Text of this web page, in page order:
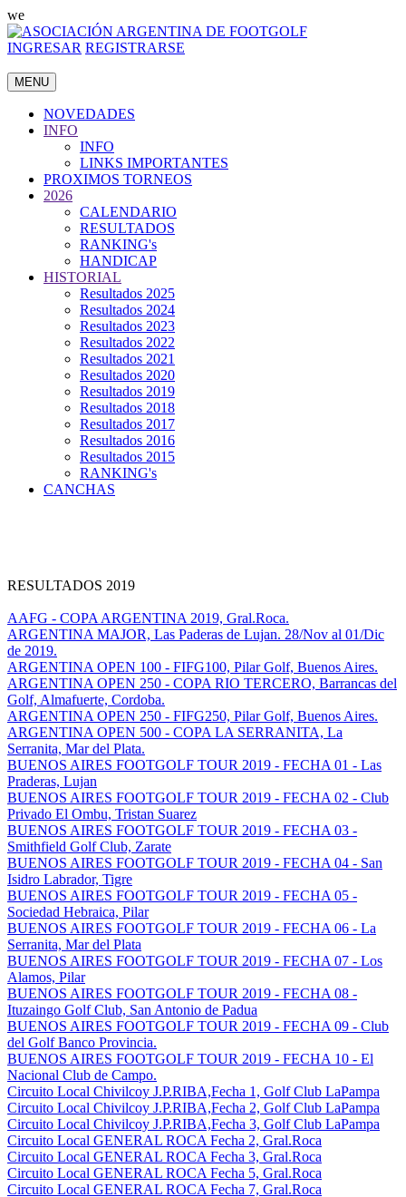
we
INGRESAR REGISTRARSE
MENU
NOVEDADES
INFO
INFO
LINKS IMPORTANTES
PROXIMOS TORNEOS
2026
CALENDARIO
RESULTADOS
RANKING's
HANDICAP
HISTORIAL
Resultados 2025
Resultados 2024
Resultados 2023
Resultados 2022
Resultados 2021
Resultados 2020
Resultados 2019
Resultados 2018
Resultados 2017
Resultados 2016
Resultados 2015
RANKING's
CANCHAS
RESULTADOS 2019
AAFG - COPA ARGENTINA 2019, Gral.Roca.
ARGENTINA MAJOR, Las Paderas de Lujan. 28/Nov al 01/Dic
de 2019.
ARGENTINA OPEN 100 - FIFG100, Pilar Golf, Buenos Aires.
ARGENTINA OPEN 250 - COPA RIO TERCERO, Barrancas del
Golf, Almafuerte, Cordoba.
ARGENTINA OPEN 250 - FIFG250, Pilar Golf, Buenos Aires.
ARGENTINA OPEN 500 - COPA LA SERRANITA, La
Serranita, Mar del Plata.
BUENOS AIRES FOOTGOLF TOUR 2019 - FECHA 01 - Las
Praderas, Lujan
BUENOS AIRES FOOTGOLF TOUR 2019 - FECHA 02 - Club
Privado El Ombu, Tristan Suarez
BUENOS AIRES FOOTGOLF TOUR 2019 - FECHA 03 -
Smithfield Golf Club, Zarate
BUENOS AIRES FOOTGOLF TOUR 2019 - FECHA 04 - San
Isidro Labrador, Tigre
BUENOS AIRES FOOTGOLF TOUR 2019 - FECHA 05 -
Sociedad Hebraica, Pilar
BUENOS AIRES FOOTGOLF TOUR 2019 - FECHA 06 - La
Serranita, Mar del Plata
BUENOS AIRES FOOTGOLF TOUR 2019 - FECHA 07 - Los
Alamos, Pilar
BUENOS AIRES FOOTGOLF TOUR 2019 - FECHA 08 -
Ituzaingo Golf Club, San Antonio de Padua
BUENOS AIRES FOOTGOLF TOUR 2019 - FECHA 09 - Club
del Golf Banco Provincia.
BUENOS AIRES FOOTGOLF TOUR 2019 - FECHA 10 - El
Nacional Club de Campo.
Circuito Local Chivilcoy J.P.RIBA,Fecha 1, Golf Club LaPampa
Circuito Local Chivilcoy J.P.RIBA,Fecha 2, Golf Club LaPampa
Circuito Local Chivilcoy J.P.RIBA,Fecha 3, Golf Club LaPampa
Circuito Local GENERAL ROCA Fecha 2, Gral.Roca
Circuito Local GENERAL ROCA Fecha 3, Gral.Roca
Circuito Local GENERAL ROCA Fecha 5, Gral.Roca
Circuito Local GENERAL ROCA Fecha 7, Gral.Roca